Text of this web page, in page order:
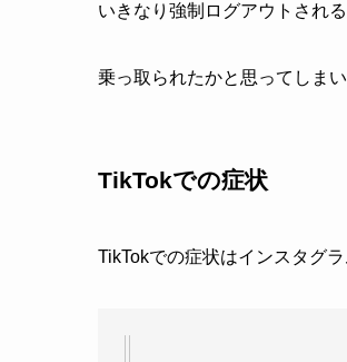
いきなり強制ログアウトされ
乗っ取られたかと思ってしまい
TikTokでの症状
TikTokでの症状はインスタグ